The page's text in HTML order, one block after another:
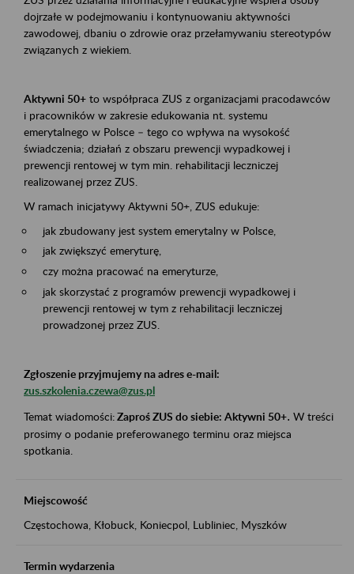
dojrzałe w podejmowaniu i kontynuowaniu aktywności
zawodowej, dbaniu o zdrowie oraz przełamywaniu stereotypów
związanych z wiekiem.
Aktywni 50+ to współpraca ZUS z organizacjami pracodawców
i pracowników w zakresie edukowania nt. systemu
emerytalnego w Polsce – tego co wpływa na wysokość
świadczenia; działań z obszaru prewencji wypadkowej i
prewencji rentowej w tym min. rehabilitacji leczniczej
realizowanej przez ZUS.
W ramach inicjatywy Aktywni 50+, ZUS edukuje:
jak zbudowany jest system emerytalny w Polsce,
jak zwiększyć emeryturę,
czy można pracować na emeryturze,
jak skorzystać z programów prewencji wypadkowej i
prewencji rentowej w tym z rehabilitacji leczniczej
prowadzonej przez ZUS.
Zgłoszenie przyjmujemy na adres e-mail:
zus.szkolenia.czewa@zus.pl
Temat wiadomości:Zaproś ZUS do siebie: Aktywni 50+. W treści
prosimy o podanie preferowanego terminu oraz miejsca
spotkania.
Miejscowość
Częstochowa, Kłobuck, Koniecpol, Lubliniec, Myszków
Termin wydarzenia